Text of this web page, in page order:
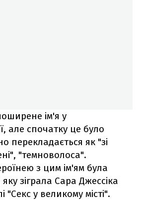
ім'я у
але спочатку це було
перекладається як "зі
"темноволоса".
з цим ім'ям була
зіграла Сара Джессіка
"Секс у великому місті".